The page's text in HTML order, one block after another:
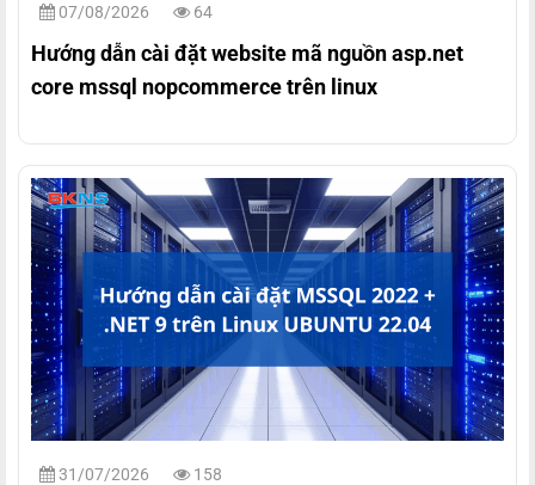
07/08/2026 64
Hướng dẫn cài đặt website mã nguồn asp.net
core mssql nopcommerce trên linux
31/07/2026 158